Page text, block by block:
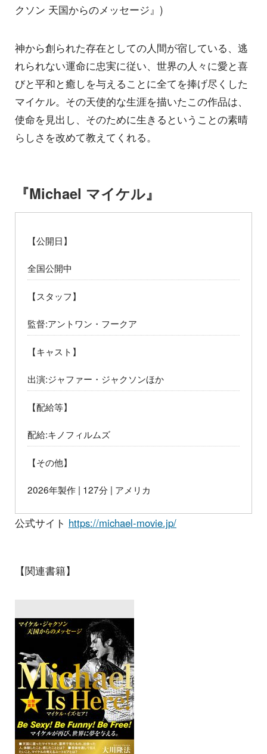
クソン 天国からのメッセージ』)
神から創られた存在としての人間が宿している、逃
れられない運命に忠実に従い、世界の人々に愛と喜
びと平和と癒しを与えることに全てを捧げ尽くした
マイケル。その天使的な生涯を描いたこの作品は、
使命を見出し、そのために生きるということの素晴
らしさを改めて教えてくれる。
『Michael マイケル』
【公開日】
全国公開中
【スタッフ】
監督:アントワン・フークア
【キャスト】
出演:ジャファー・ジャクソンほか
【配給等】
配給:キノフィルムズ
【その他】
2026年製作 | 127分 | アメリカ
公式サイト https://michael-movie.jp/
【関連書籍】